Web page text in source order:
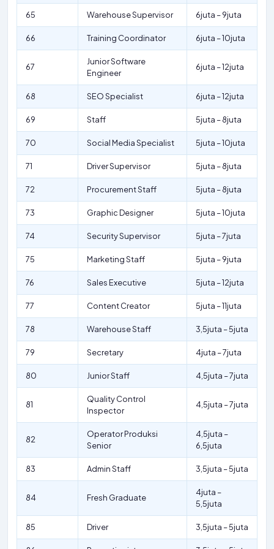
65 Warehouse Supervisor 6juta – 9juta
66 Training Coordinator 6juta – 10juta
67
Junior Software
Engineer
6juta – 12juta
68 SEO Specialist 6juta – 12juta
69 Staff 5juta – 8juta
70 Social Media Specialist 5juta – 10juta
71 Driver Supervisor 5juta – 8juta
72 Procurement Staff 5juta – 8juta
73 Graphic Designer 5juta – 10juta
74 Security Supervisor 5juta – 7juta
75 Marketing Staff 5juta – 9juta
76 Sales Executive 5juta – 12juta
77 Content Creator 5juta – 11juta
78 Warehouse Staff 3,5juta – 5juta
79 Secretary 4juta – 7juta
80 Junior Staff 4,5juta – 7juta
81
Quality Control
Inspector
4,5juta – 7juta
82
Operator Produksi
Senior
4,5juta –
6,5juta
83 Admin Staff 3,5juta – 5juta
84 Fresh Graduate
4juta –
5,5juta
85 Driver 3,5juta – 5juta